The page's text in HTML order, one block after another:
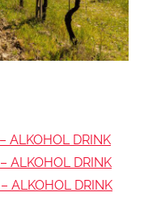
ALKOHOL DRINK
ALKOHOL DRINK
ALKOHOL DRINK